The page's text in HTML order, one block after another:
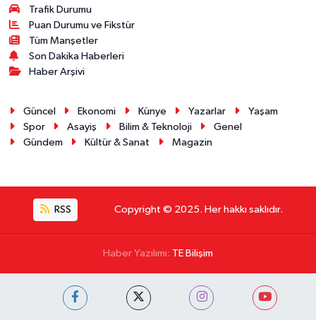
Trafik Durumu
Puan Durumu ve Fikstür
Tüm Manşetler
Son Dakika Haberleri
Haber Arşivi
Güncel Ekonomi Künye Yazarlar
Yaşam
Spor
Asayiş Bilim & Teknoloji
Genel
Gündem
Kültür & Sanat Magazin
RSS Copyright © 2025. Her hakkı saklıdır.
Haber Yazılımı: TE Bilişim